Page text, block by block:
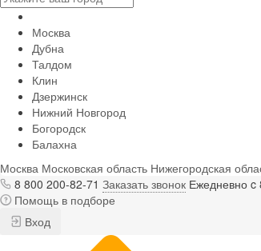
Москва
Дубна
Талдом
Клин
Дзержинск
Нижний Новгород
Богородск
Балахна
Москва Московская область Нижегородская
8 800 200-82-71 Заказать звонок Ежедневно c
Помощь в подборе
Вход